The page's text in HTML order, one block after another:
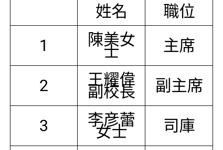
姓名
職位
1
陳美女
士 主席
2 王耀偉
副校長 副主席
3 李彦蕾
女士 司庫